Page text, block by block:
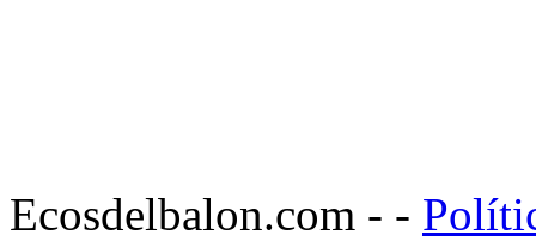
Ecosdelbalon.com - -